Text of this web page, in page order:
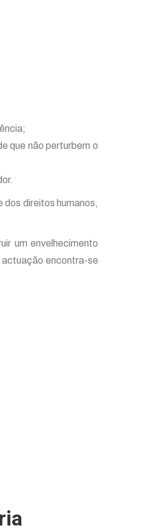
que não perturbem o
dos direitos humanos,
um envelhecimento
actuação encontra-se